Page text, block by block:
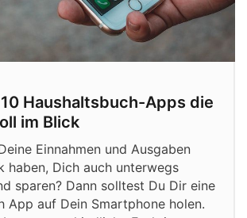
Haushaltsbuch-Apps die
im Blick
Einnahmen und Ausgaben
haben, Dich auch unterwegs
sparen? Dann solltest Du Dir eine
App auf Dein Smartphone holen.